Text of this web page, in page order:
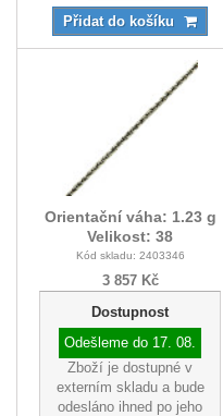
Přidat do košíku
Orientační váha: 1.23 g
Velikost: 38
Kód skladu: 2403346
3 857 Kč
Dostupnost
Odešleme do 17. 08.
Zboží je dostupné v
externím skladu a bude
odesláno ihned po jeho